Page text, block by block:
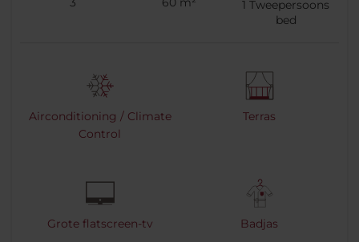
1 Tweepersoons
bed
Airconditioning / Climate
Control
Terras
Grote flatscreen-tv Badjas